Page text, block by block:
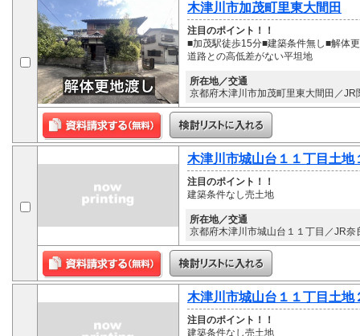
木津川市加茂町里東大間田
注目のポイント！！
■加茂駅徒歩15分■建築条件無し■解体
道路との高低差がない平坦地
所在地／交通
京都府木津川市加茂町里東大間田／
木津川市城山台１１丁目土地
注目のポイント！！
建築条件なし売土地
所在地／交通
京都府木津川市城山台１１丁目／JR奈
木津川市城山台１１丁目土地
注目のポイント！！
建築条件なし売土地